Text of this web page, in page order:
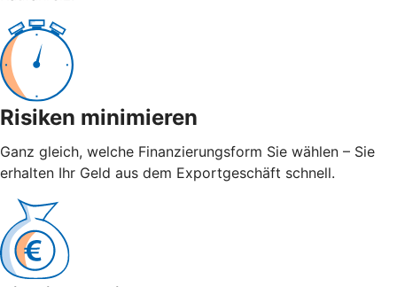
Risiken minimieren
Ganz gleich, welche Finanzierungsform Sie wählen – Sie
erhalten Ihr Geld aus dem Exportgeschäft schnell.